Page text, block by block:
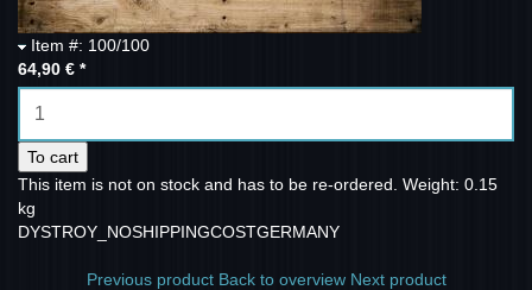
Item #: 100/100
64,90 € *
To cart
This item is not on stock and has to be re-ordered. Weight: 0.15
kg
DYSTROY_NOSHIPPINGCOSTGERMANY
Previous product Back to overview Next product